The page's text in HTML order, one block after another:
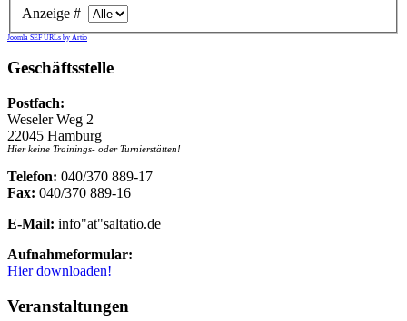
Anzeige #
Joomla SEF URLs by Artio
Geschäftsstelle
Postfach:
Weseler Weg 2
22045 Hamburg
Hier keine Trainings- oder Turnierstätten!
Telefon: 040/370 889-17
Fax: 040/370 889-16
E-Mail: info"at"saltatio.de
Aufnahmeformular:
Hier downloaden!
Veranstaltungen